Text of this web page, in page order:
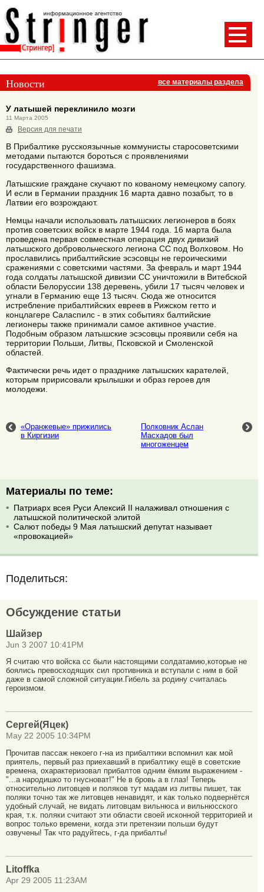
Новости все материалы раздела
У латышей переклинило мозги
11 Марта 2005
Версия для печати
В Прибалтике русскоязычные коммунисты старосоветскими
методами пытаются бороться с проявлениями
государственного фашизма.
Латышские граждане скучают по кованому немецкому сапогу.
И если в Германии праздник 16 марта давно позабыт, то в
Латвии его возрождают.
Немцы начали использовать латышских легионеров в боях
против советских войск в марте 1944 года. 16 марта была
проведена первая совместная операция двух дивизий
латышского добровольческого легиона СС под Волховом. Но
прославились прибалтийские эсэсовцы не героическими
сражениями с советскими частями. За февраль и март 1944
года солдаты латышской дивизии СС уничтожили в Витебской
области Белоруссии 138 деревень, убили 17 тысяч человек и
угнали в Германию еще 13 тысяч. Сюда же относится
истребление прибалтийских евреев в Рижском гетто и
концлагере Саласпилс - в этих событиях балтийские
легионеры также принимали самое активное участие.
Подобным образом латышские эсэсовцы проявили себя на
территории Польши, Литвы, Псковской и Смоленской
областей.
Фактически речь идет о празднике латышских карателей,
которым пририсовали крылышки и образ героев для
молодежи.
«Оранжевые» прижились
в Киргизии
Полковник Аслан
Масхадов был
многоженцем
Материалы по теме:
Патриарх всея Руси Алексий II налаживал отношения с
латышской политической элитой
Салют победы 9 Мая латышский депутат называет
«провокацией»
Поделиться:
Обсуждение статьи
Шайзер
Jun 3 2007 10:41PM
Я считаю что войска сс были настоящими солдатамию,которые не
боялись превосходящих сил противника и вступали с ним в бой
даже в самой сложной ситуации.Гибель за родину считалась
героизмом.
Сергей(Яцек)
May 22 2005 10:34PM
Прочитав пассаж некоего г-на из прибалтики вспомнил как мой
приятель, первый раз приехавший в прибалтику ещё в советские
времена, охарактеризовал прибалтов одним ёмким выражением -
"...а народишко то гнусноват!" Не в бровь а в глаз! Теперь
относительно литовцев и поляков тут мадам из литвы пишет, так
поляки точно так же литовцев ненавидят, и как только подвернётся
удобный случай, не видать литовцам вильнюса и вильнюсского
края, т.к. поляки считают эти области своей исконной территорией и
вопрос только времени, когда эти претензии польши будут
озвучены! Так что радуйтесь, г-да прибалты!
Litoffka
Apr 29 2005 11:23AM